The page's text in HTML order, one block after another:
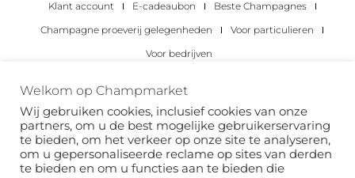
Klant account
E-cadeaubon
Beste Champagnes
Champagne proeverij gelegenheden
Voor particulieren
Voor bedrijven
Copyright 2022 © alle rechten voorbehouden.
Welkom op Champmarket
Wij gebruiken cookies, inclusief cookies van onze
partners, om u de best mogelijke gebruikerservaring
te bieden, om het verkeer op onze site te analyseren,
om u gepersonaliseerde reclame op sites van derden
te bieden en om u functies aan te bieden die